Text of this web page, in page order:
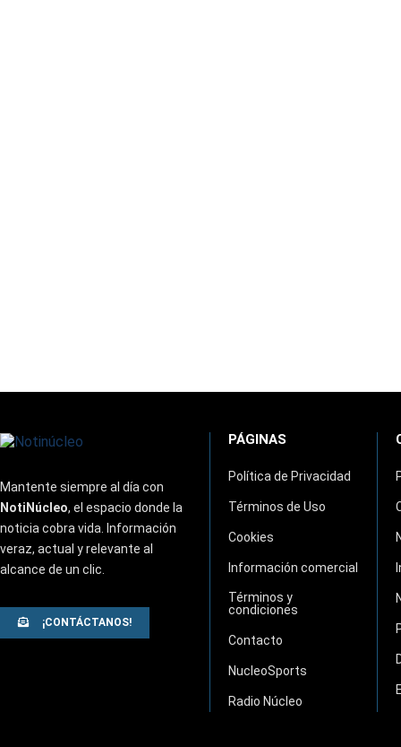
Mantente siempre al día con
NotiNúcleo, el espacio donde la
noticia cobra vida. Información
veraz, actual y relevante al
alcance de un clic.
¡CONTÁCTANOS!
PÁGINAS
Política de Privacidad
Términos de Uso
Cookies
Información comercial
Términos y
condiciones
Contacto
NucleoSports
Radio Núcleo